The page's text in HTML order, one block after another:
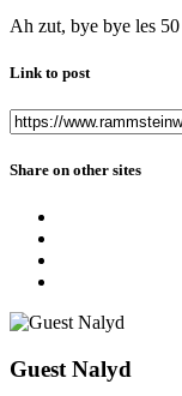
Ah zut, bye bye les 50
Link to post
Share on other sites
Guest Nalyd